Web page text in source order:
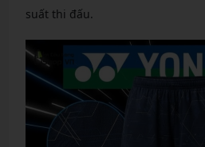
suất thi đấu.